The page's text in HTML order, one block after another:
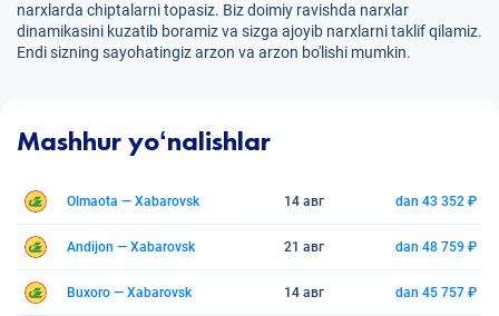
narxlarda chiptalarni topasiz. Biz doimiy ravishda narxlar
dinamikasini kuzatib boramiz va sizga ajoyib narxlarni taklif qilamiz.
Endi sizning sayohatingiz arzon va arzon bo'lishi mumkin.
Mashhur yoʻnalishlar
Olmaota — Xabarovsk 14 авг dan 43 352 ₽
Andijon — Xabarovsk 21 авг dan 48 759 ₽
Buxoro — Xabarovsk 14 авг dan 45 757 ₽